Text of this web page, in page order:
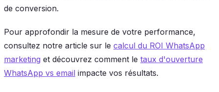
de conversion.
Pour approfondir la mesure de votre performance,
consultez notre article sur le calcul du ROI WhatsApp
marketing et découvrez comment le taux d'ouverture
WhatsApp vs email impacte vos résultats.